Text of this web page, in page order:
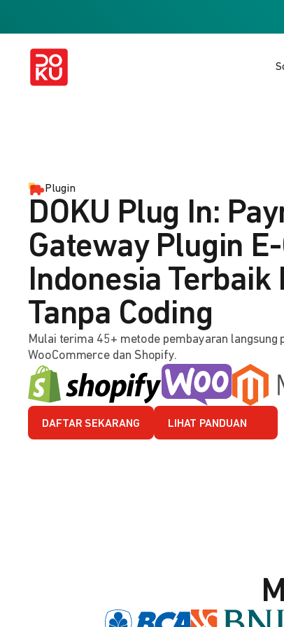
Plugin
DOKU Plug In:
Gateway Plugin
Indonesia Terbaik
Tanpa Coding
Mulai terima 45+ metode pembayaran langsung
WooCommerce dan Shopify.
DAFTAR SEKARANG LIHAT PANDUAN